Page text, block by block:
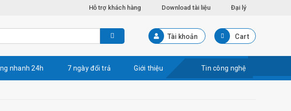
Hỗ trợ khách hàng Download tài liệu Đại lý
Tài khoản Cart
nhanh 24h 7 ngày đổi trả Giới thiệu Tin công nghệ